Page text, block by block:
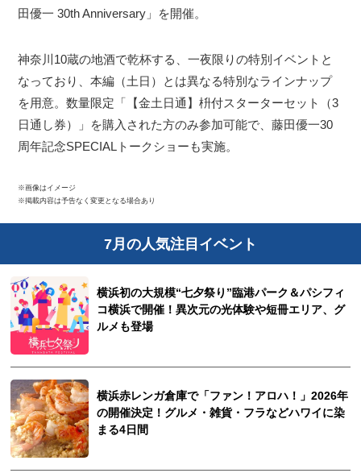
田優一 30th Anniversary」を開催。
神奈川10蔵の地酒で乾杯する、一夜限りの特別イベントと
なっており、本編（土日）とは異なる特別なラインナップ
を用意。数量限定「【金土日通】枡付スターターセット（3
日通し券）」を購入された方のみ参加可能で、藤田優一30
周年記念SPECIALトークショーも実施。
※画像はイメージ
※掲載内容は予告なく変更となる場合あり
7月の人気注目イベント
横浜初の大規模“七夕祭り”臨港パーク＆パシフィ
コ横浜で開催！異次元の光体験や短冊エリア、グ
ルメも登場
横浜赤レンガ倉庫で「ファン！アロハ！」2026年
の開催決定！グルメ・雑貨・フラなどハワイに染
まる4日間